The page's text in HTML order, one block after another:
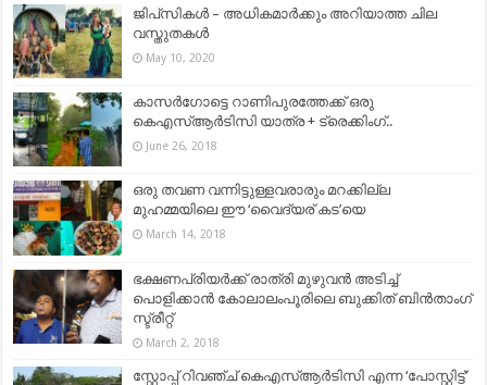
ജിപ്‌സികൾ – അധികമാർക്കും അറിയാത്ത ചില
വസ്തുതകൾ
May 10, 2020
കാസർഗോട്ടെ റാണിപുരത്തേക്ക് ഒരു
കെഎസ്ആർടിസി യാത്ര + ട്രെക്കിംഗ്..
June 26, 2018
ഒരു തവണ വന്നിട്ടുള്ളവരാരും മറക്കില്ല
മുഹമ്മയിലെ ഈ ‘വൈദ്യര് കട’യെ
March 14, 2018
ഭക്ഷണപ്രിയർക്ക് രാത്രി മുഴുവൻ അടിച്ച്
പൊളിക്കാൻ കോലാലംപൂരിലെ ബുക്കിത് ബിൻതാംഗ്
സ്ട്രീറ്റ്
March 2, 2018
സ്റ്റോപ്പ് റിവഞ്ച് കെഎസ്ആര്‍ടിസി എന്ന ‘പോസ്റ്റിട്ട്’